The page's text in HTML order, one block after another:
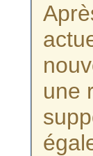
une